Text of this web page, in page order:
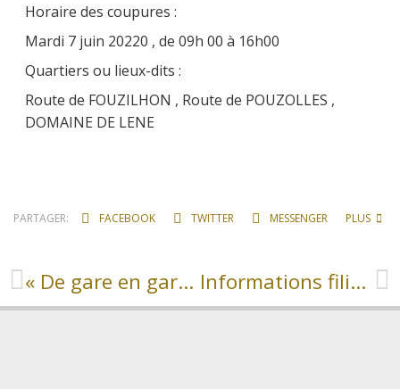
Horaire des coupures :
Mardi 7 juin 20220 , de 09h 00 à 16h00
Quartiers ou lieux-dits :
Route de FOUZILHON , Route de POUZOLLES ,
DOMAINE DE LENE
PARTAGER: FACEBOOK TWITTER MESSENGER PLUS
« De gare en gare » Informations filière « plâtre »